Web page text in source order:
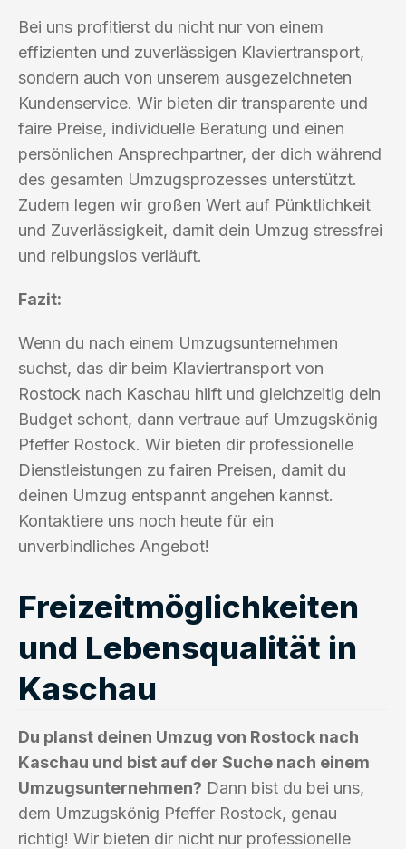
Bei uns profitierst du nicht nur von einem
effizienten und zuverlässigen Klaviertransport,
sondern auch von unserem ausgezeichneten
Kundenservice. Wir bieten dir transparente und
faire Preise, individuelle Beratung und einen
persönlichen Ansprechpartner, der dich während
des gesamten Umzugsprozesses unterstützt.
Zudem legen wir großen Wert auf Pünktlichkeit
und Zuverlässigkeit, damit dein Umzug stressfrei
und reibungslos verläuft.
Fazit:
Wenn du nach einem Umzugsunternehmen
suchst, das dir beim Klaviertransport von
Rostock nach Kaschau hilft und gleichzeitig dein
Budget schont, dann vertraue auf Umzugskönig
Pfeffer Rostock. Wir bieten dir professionelle
Dienstleistungen zu fairen Preisen, damit du
deinen Umzug entspannt angehen kannst.
Kontaktiere uns noch heute für ein
unverbindliches Angebot!
Freizeitmöglichkeiten
und Lebensqualität in
Kaschau
Du planst deinen Umzug von Rostock nach
Kaschau und bist auf der Suche nach einem
Umzugsunternehmen? Dann bist du bei uns,
dem Umzugskönig Pfeffer Rostock, genau
richtig! Wir bieten dir nicht nur professionelle